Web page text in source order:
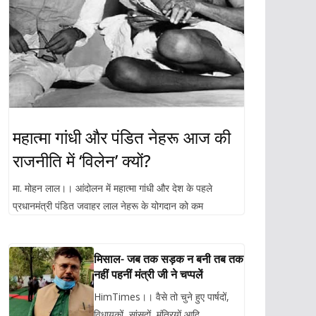
महात्मा गांधी और पंडित नेहरू आज की
राजनीति में ‘विलेन’ क्यों?
मा. मोहन लाल।। आंदोलन में महात्मा गांधी और देश के पहले
प्रधानमंत्री पंडित जवाहर लाल नेहरू के योगदान को कम
मिसाल- जब तक सड़क न बनी तब तक
नहीं पहनीं मंत्री जी ने चप्पलें
HimTimes।। वैसे तो चुने हुए पार्षदों,